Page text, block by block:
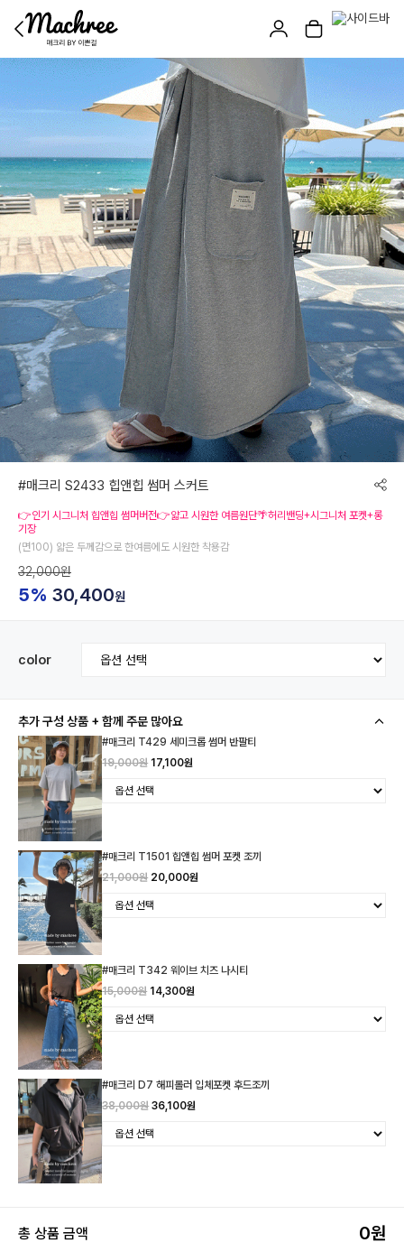
#매크리 S2433 힙앤힙 썸머 스커트
👉인기 시그니처 힙앤힙 썸머버전👉얇고 시원한 여름원단🌴허리밴딩+시그니처 포켓+롱
기장
(면100) 얇은 두께감으로 한여름에도 시원한 착용감
32,000원
5% 30,400원
color
추가 구성 상품 + 함께 주문 많아요
#매크리 T429 세미크롭 썸머 반팔티
19,000원 17,100원
#매크리 T1501 힙앤힙 썸머 포켓 조끼
21,000원 20,000원
#매크리 T342 웨이브 치즈 나시티
15,000원 14,300원
#매크리 D7 해피롤러 입체포켓 후드조끼
38,000원 36,100원
총 상품 금액 0원